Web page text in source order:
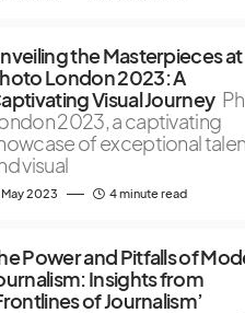
the Masterpieces at
London 2023: A
Visual Journey
2023, a captivating
of exceptional
visual
May 2023 4 minute read
Power and Pitfalls of
Insights from
of Journalism’